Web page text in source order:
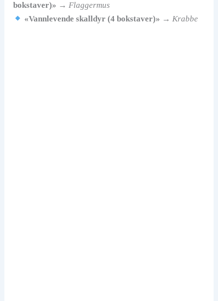
bokstaver)» → Flaggermus
«Vannlevende skalldyr (4 bokstaver)» →Krabbe